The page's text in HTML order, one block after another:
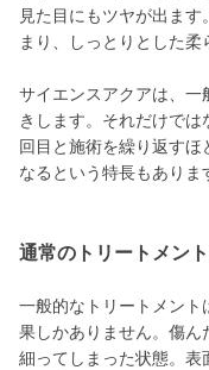
見た目にもツヤが出ま
まり、しっとりとした柔
サイエンスアクアは、一
きします。それだけでは
回目と施術を繰り返すほ
なるという特長もありま
通常のトリートメン
一般的なトリートメント
果しかありません。傷ん
細ってしまった状態。表